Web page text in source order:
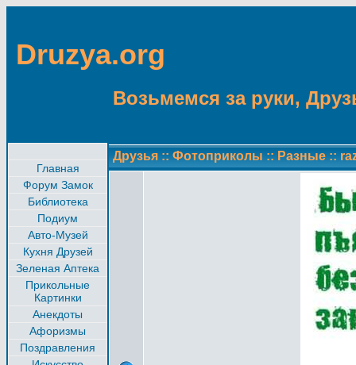
Druzya.org
Возьмемся за руки,
Главная
Форум Замок
Библиотека
Подиум
Авто-Музей
Кухня Друзей
Зеленая Аптека
Прикольные
Картинки
Анекдоты
Афоризмы
Поздравления
Друзья :: Фотоприколы :: Разные ::